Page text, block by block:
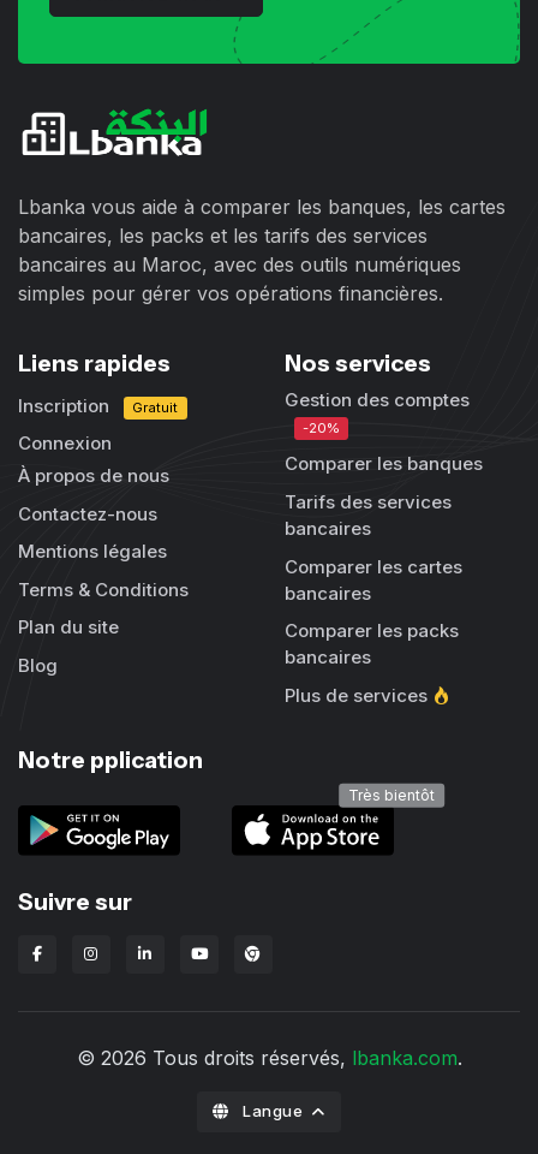
Lbanka vous aide à comparer les banques, les cartes
bancaires, les packs et les tarifs des services
bancaires au Maroc, avec des outils numériques
simples pour gérer vos opérations financières.
Liens rapides
Inscription Gratuit
Connexion
À propos de nous
Contactez-nous
Mentions légales
Terms & Conditions
Plan du site
Blog
Nos services
Gestion des comptes
-20%
Comparer les banques
Tarifs des services
bancaires
Comparer les cartes
bancaires
Comparer les packs
bancaires
Plus de services
Notre pplication
Très bientôt
Suivre sur
Extension Chrome Lbanka
© 2026 Tous droits réservés, lbanka.com.
Langue